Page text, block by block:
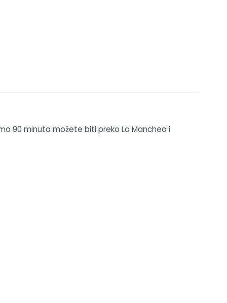
90 minuta možete biti preko La Manchea i